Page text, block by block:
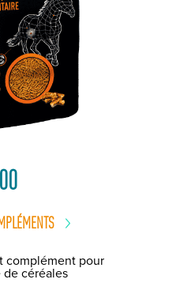
complément pour
de céréales